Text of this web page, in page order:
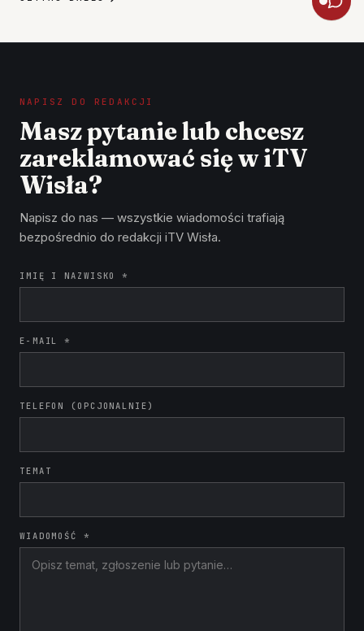
NAPISZ DO REDAKCJI
Masz pytanie lub chcesz
zareklamować się w iTV
Wisła?
Napisz do nas — wszystkie wiadomości trafiają
bezpośrednio do redakcji iTV Wisła.
IMIĘ I NAZWISKO *
E-MAIL *
TELEFON (OPCJONALNIE)
TEMAT
WIADOMOŚĆ *